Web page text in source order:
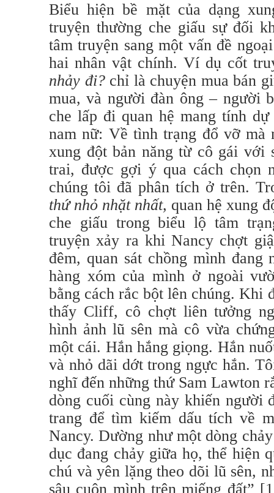
Biểu hiện bề mặt của dạng
truyện thường che giấu sự đối
tâm truyện sang một vấn đề
hai nhân vật chính. Ví dụ cốt
nhảy đi? chỉ là chuyện mua bán
mua, và người đàn ông – người
che lấp đi quan hệ mang tính
nam nữ: Về tình trạng đổ vỡ mà
xung đột bản năng từ cô gái với
trai, được gợi ý qua cách chọn
chúng tôi đã phân tích ở trên.
thứ nhỏ nhặt nhất, quan hệ xung
che giấu trong biểu lộ tâm
truyện xảy ra khi Nancy chợt
đêm, quan sát chồng mình đang
hàng xóm của mình ở ngoài
bằng cách rắc bột lên chúng. Khi
thấy Cliff, cô chợt liên tưởng
hình ảnh lũ sên mà cô vừa
một cái. Hắn hắng giọng. Hắn
và nhỏ dãi dớt trong ngực hắn.
nghĩ đến những thứ Sam Lawton
dòng cuối cùng này khiến người
trang để tìm kiếm dấu tích về
Nancy. Dường như một dòng
dục đang chảy giữa họ, thể hiện
chú và yên lặng theo dõi lũ sên,
sâu cuộn mình trên miếng đất”